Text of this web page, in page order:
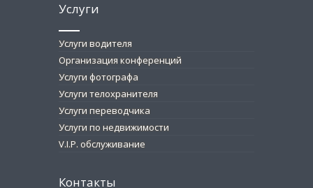
Услуги
Услуги водителя
Организация конференций
Услуги фотографа
Услуги телохранителя
Услуги переводчика
Услуги по недвижимости
V.I.P. обслуживание
Контакты